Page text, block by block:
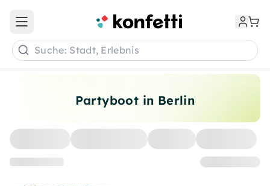
Partyboot in Berlin
Open main menu
Suche: Stadt, Erlebnis